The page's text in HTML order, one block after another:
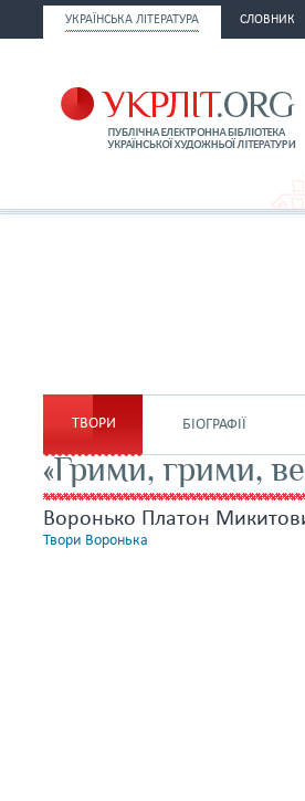
УКРАЇНСЬКА ЛІТЕРАТУРА СЛОВНИК
ТВОРИ БІОГРАФІЇ
«Грими, грими,
Воронько Платон
Твори Воронька